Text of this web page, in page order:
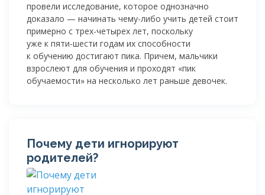
провели исследование, которое однозначно
доказало — начинать чему-либо учить детей стоит
примерно с трех-четырех лет, поскольку
уже к пяти-шести годам их способности
к обучению достигают пика. Причем, мальчики
взрослеют для обучения и проходят «пик
обучаемости» на несколько лет раньше девочек.
Почему дети игнорируют
родителей?